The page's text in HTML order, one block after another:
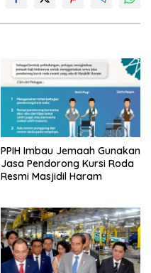
PPIH Imbau Jemaah Gunakan
Jasa Pendorong Kursi Roda
Resmi Masjidil Haram